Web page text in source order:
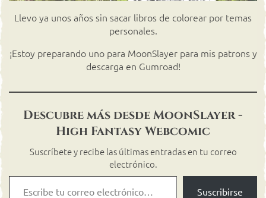
Llevo ya unos años sin sacar libros de colorear por temas
personales.
¡Estoy preparando uno para MoonSlayer para mis patrons y
descarga en Gumroad!
Descubre más desde MoonSlayer -
High Fantasy Webcomic
Suscríbete y recibe las últimas entradas en tu correo
electrónico.
Suscribirse